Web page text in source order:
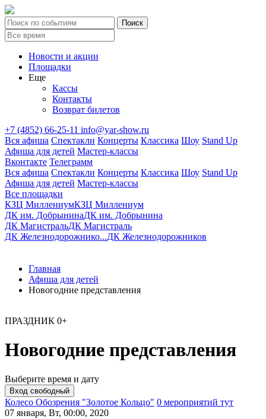
Новости и акции
Площадки
Еще
Кассы
Контакты
Возврат билетов
+7 (4852) 66-25-11 info@yar-show.ru
Вся афиша Спектакли Концерты Классика Шоу Stand Up
Афиша для детей Мастер-классы
Вконтакте Телеграмм
Вся афиша Спектакли Концерты Классика Шоу Stand Up
Афиша для детей Мастер-классы
Все площадки
КЗЦ МиллениумКЗЦ Миллениум
ДК им. ДобрынинаДК им. Добрынина
ДК МагистральДК Магистраль
ДК Железнодорожнико...ДК Железнодорожников
Главная
Афиша для детей
Новогодние представления
ПРАЗДНИК 0+
Новогодние представления
Выберите время и дату
Колесо Обозрения "Золотое Кольцо" 0 мероприятий тут
07 января, Вт, 00:00, 2020